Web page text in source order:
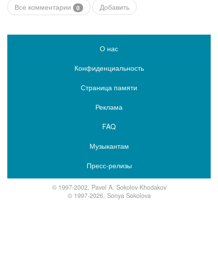
Все комментарии 0 Добавить
О нас
Конфиденциальность
Страница памяти
Реклама
FAQ
Музыкантам
Пресс-релизы
© 1997-2002, Pavel A. Sokolov-Khodakov
© 1997-2026, Sonya Sokolova